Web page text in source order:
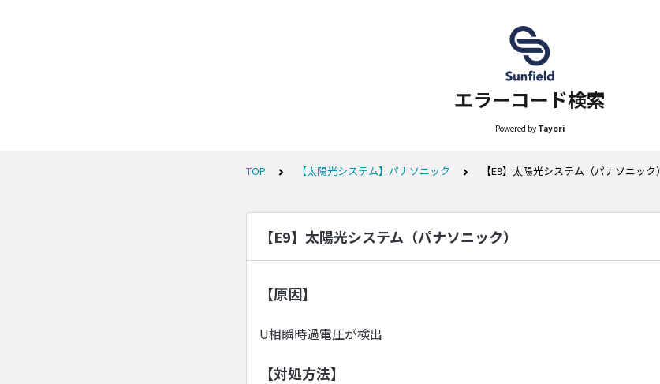
エラーコード検索
Powered by Tayori
TOP 【太陽光システム】パナソニック 【E9】太陽光システム（パナソニック）
【E9】太陽光システム（パナソニック）
【原因】
U相瞬時過電圧が検出
【対処方法】